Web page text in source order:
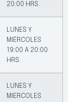
20:00 HRS.
LUNES Y
MIÉRCOLES
19:00 A 20:00
HRS.
LUNES Y
MIERCOLES